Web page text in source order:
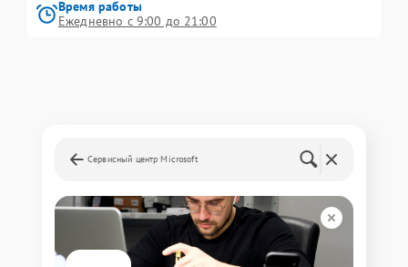
Время работы
Ежедневно с 9:00 до 21:00
Сервисный центр Microsoft